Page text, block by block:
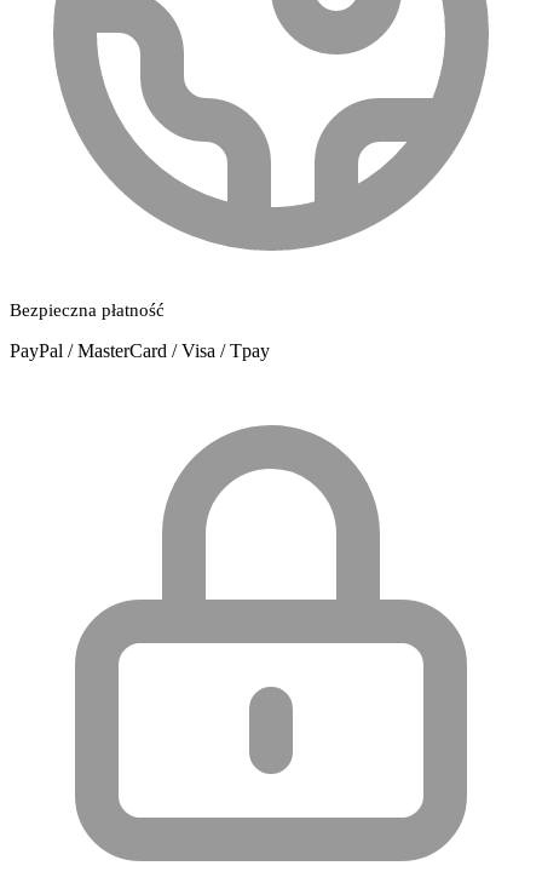
Bezpieczna płatność
PayPal / MasterCard / Visa / Tpay